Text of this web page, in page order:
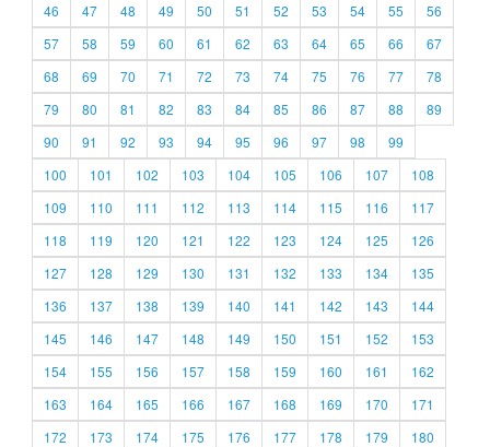
46
47 48 49 50 51 52 53 54 55
56
57
58 59 60 61 62 63 64 65 66
67
68
69 70 71 72 73 74 75 76 77
78
79
80 81 82 83 84 85 86 87 88
89
90
91 92 93 94 95 96 97 98
99
100
101 102 103 104 105 106 107
108
109
110 111 112 113 114 115 116
117
118
119 120 121 122 123 124 125
126
127
128 129 130 131 132 133 134
135
136
137 138 139 140 141 142 143
144
145
146 147 148 149 150 151 152
153
154
155 156 157 158 159 160 161
162
163
164 165 166 167 168 169 170
171
172
173 174 175 176 177 178 179
180